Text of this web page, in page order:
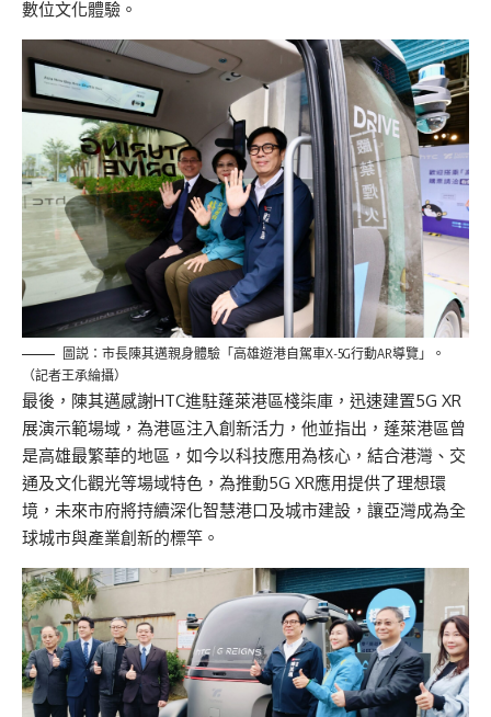
數位文化體驗。
圖説：市長陳其邁親身體驗「高雄遊港自駕車X-5G行動AR導覽」。
（記者王承綸攝）
最後，陳其邁感謝HTC進駐蓬萊港區棧柒庫，迅速建置5G XR
展演示範場域，為港區注入創新活力，他並指出，蓬萊港區曾
是高雄最繁華的地區，如今以科技應用為核心，結合港灣、交
通及文化觀光等場域特色，為推動5G XR應用提供了理想環
境，未來市府將持續深化智慧港口及城市建設，讓亞灣成為全
球城市與產業創新的標竿。